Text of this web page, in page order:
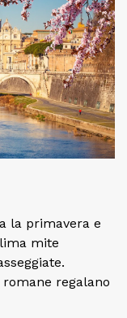
la primavera e
mite
regalano